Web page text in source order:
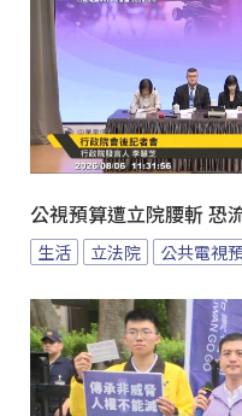
公視預算遭立院腰斬 恐
生活 立法院 公共電視